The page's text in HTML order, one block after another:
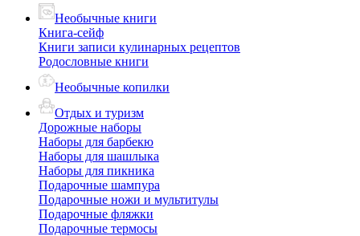
Необычные книги
Книга-сейф
Книги записи кулинарных рецептов
Родословные книги
Необычные копилки
Отдых и туризм
Дорожные наборы
Наборы для барбекю
Наборы для шашлыка
Наборы для пикника
Подарочные шампура
Подарочные ножи и мультитулы
Подарочные фляжки
Подарочные термосы